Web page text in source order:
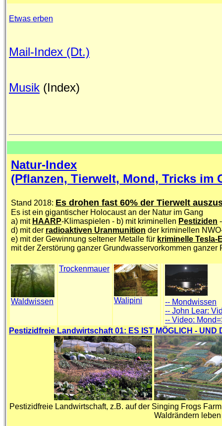
Etwas erben
Mail-Index (Dt.)
Musik (Index)
Natur-Index
(Pflanzen, Tierwelt, Mond, Tricks im
Stand 2018: Es drohen fast 60% der Tierwelt
Es ist ein gigantischer Holocaust an der Natur im Gang
a) mit HAARP-Klimaspielen - b) mit kriminellen Pestiziden
d) mit der radioaktiven Uranmunition der kriminellen
e) mit der Gewinnung seltener Metalle für kriminelle Tesla-
mit der Zerstörung ganzer Grundwasservorkommen ganzer
Waldwissen
Trockenmauer
Walipini
-- Mondwissen
-- John Lear:
-- Video:
Pestizidfreie Landwirtschaft 01: ES IST MÖGLICH -
Pestizidfreie Landwirtschaft, z.B. auf der Singing Frogs
Waldrändern